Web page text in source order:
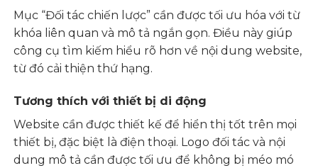
Mục “Đối tác chiến lược” cần được tối ưu hóa với từ
khóa liên quan và mô tả ngắn gọn. Điều này giúp
công cụ tìm kiếm hiểu rõ hơn về nội dung website,
từ đó cải thiện thứ hạng.
Tương thích với thiết bị di động
Website cần được thiết kế để hiển thị tốt trên mọi
thiết bị, đặc biệt là điện thoại. Logo đối tác và nội
dung mô tả cần được tối ưu để không bị méo mó